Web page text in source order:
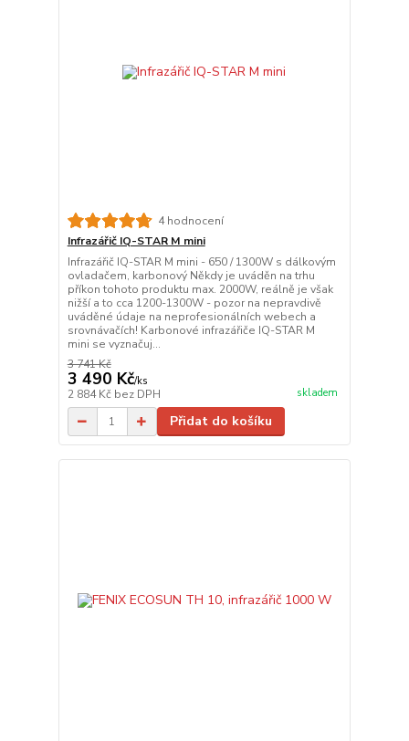
4 hodnocení
Infrazářič IQ-STAR M mini
Infrazářič IQ-STAR M mini - 650 / 1300W s dálkovým
ovladačem, karbonový Někdy je uváděn na trhu
příkon tohoto produktu max. 2000W, reálně je však
nižší a to cca 1200-1300W - pozor na nepravdivě
uváděné údaje na neprofesionálních webech a
srovnávačích! Karbonové infrazářiče IQ-STAR M
mini se vyznačuj...
3 741 Kč
3 490 Kč/ks
2 884 Kč bez DPH skladem
Přidat do košíku